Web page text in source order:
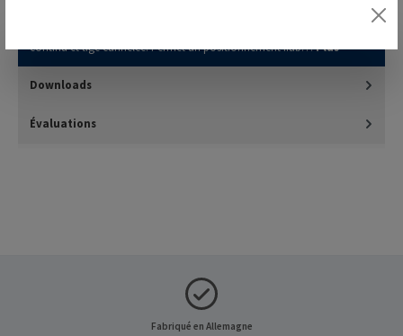
continu et tige cannelée. Permet un positionnement fiab…Plus
Downloads
Évaluations
Fabriqué en Allemagne